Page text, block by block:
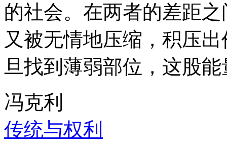
的社会。在两者的差距
又被无情地压缩，积压
旦找到薄弱部位，这股
冯克利
传统与权利